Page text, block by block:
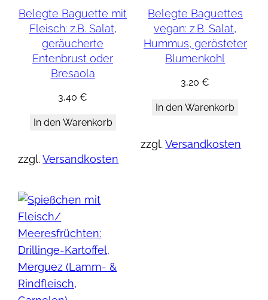
Belegte Baguette mit
Fleisch: z.B. Salat,
geräucherte
Entenbrust oder
Bresaola
3,40€
In den Warenkorb
zzgl.Versandkosten
Belegte Baguettes
vegan: z.B. Salat,
Hummus, gerösteter
Blumenkohl
3,20€
In den Warenkorb
zzgl.Versandkosten